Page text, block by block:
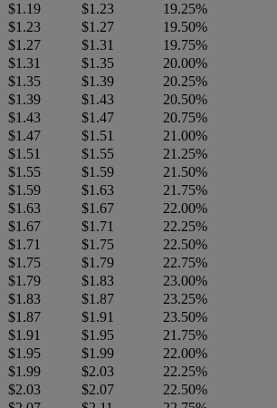
$1.19
$1.23
19.25%
$1.23
$1.27
19.50%
$1.27
$1.31
19.75%
$1.31
$1.35
20.00%
$1.35
$1.39
20.25%
$1.39
$1.43
20.50%
$1.43
$1.47
20.75%
$1.47
$1.51
21.00%
$1.51
$1.55
21.25%
$1.55
$1.59
21.50%
$1.59
$1.63
21.75%
$1.63
$1.67
22.00%
$1.67
$1.71
22.25%
$1.71
$1.75
22.50%
$1.75
$1.79
22.75%
$1.79
$1.83
23.00%
$1.83
$1.87
23.25%
$1.87
$1.91
23.50%
$1.91
$1.95
21.75%
$1.95
$1.99
22.00%
$1.99
$2.03
22.25%
$2.03
$2.07
22.50%